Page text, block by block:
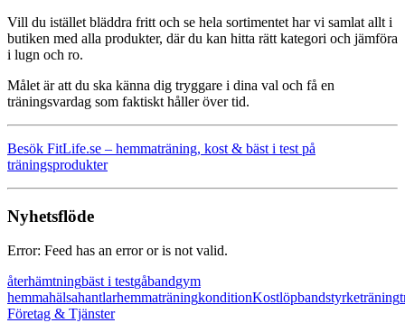
Vill du istället bläddra fritt och se hela sortimentet har vi samlat allt i
butiken med alla produkter, där du kan hitta rätt kategori och jämföra
i lugn och ro.
Målet är att du ska känna dig tryggare i dina val och få en
träningsvardag som faktiskt håller över tid.
Besök FitLife.se – hemmaträning, kost & bäst i test på
träningsprodukter
Nyhetsflöde
Error: Feed has an error or is not valid.
återhämtningbäst i testgåbandgym
hemmahälsahantlarhemmaträningkonditionKostlöpbandstyrketräning
Företag & Tjänster